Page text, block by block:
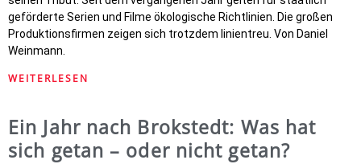
geförderte Serien und Filme ökologische Richtlinien. Die großen
Produktionsfirmen zeigen sich trotzdem linientreu. Von Daniel
Weinmann.
WEITERLESEN
Ein Jahr nach Brokstedt: Was hat
sich getan – oder nicht getan?